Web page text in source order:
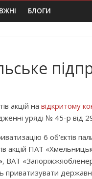
БЛОГИ
акцій на відкритому
уряді № 45-р від
6 об’єктів
акцій ПАТ
, ВАТ